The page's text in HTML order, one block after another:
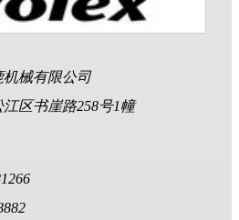
机械有限公司
江区书崖路258号1幢